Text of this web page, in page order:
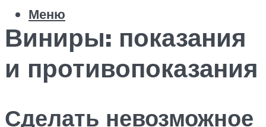
Меню
Виниры: показания
и противопоказания
Сделать невозможное